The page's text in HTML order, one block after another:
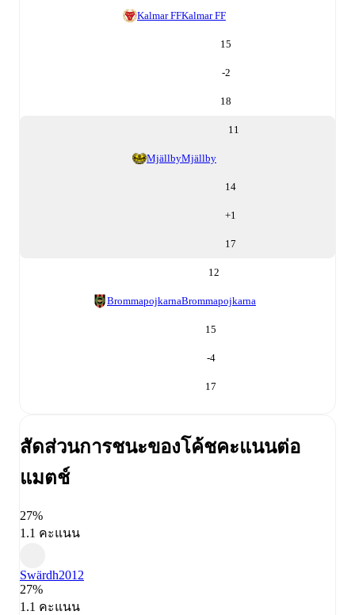
Kalmar FFKalmar FF
15
-2
18
11
MjällbyMjällby
14
+1
17
12
BrommapojkarnaBrommapojkarna
15
-4
17
สัดส่วนการชนะของโค้ชคะแนนต่อ
แมตช์
27%
1.1 คะแนน
Swärdh2012
27%
1.1 คะแนน